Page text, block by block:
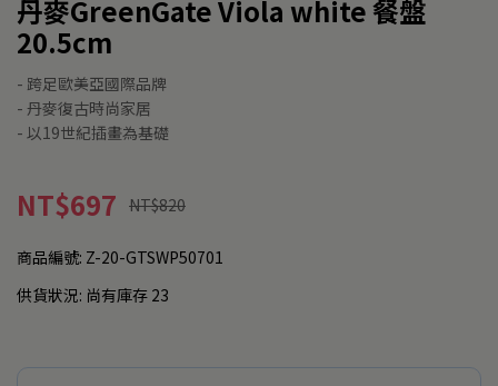
丹麥GreenGate Viola white 餐盤
20.5cm
- 跨足歐美亞國際品牌
- 丹麥復古時尚家居
- 以19世紀插畫為基礎
NT$697 NT$820
商品編號: Z-20-GTSWP50701
供貨狀況: 尚有庫存 23